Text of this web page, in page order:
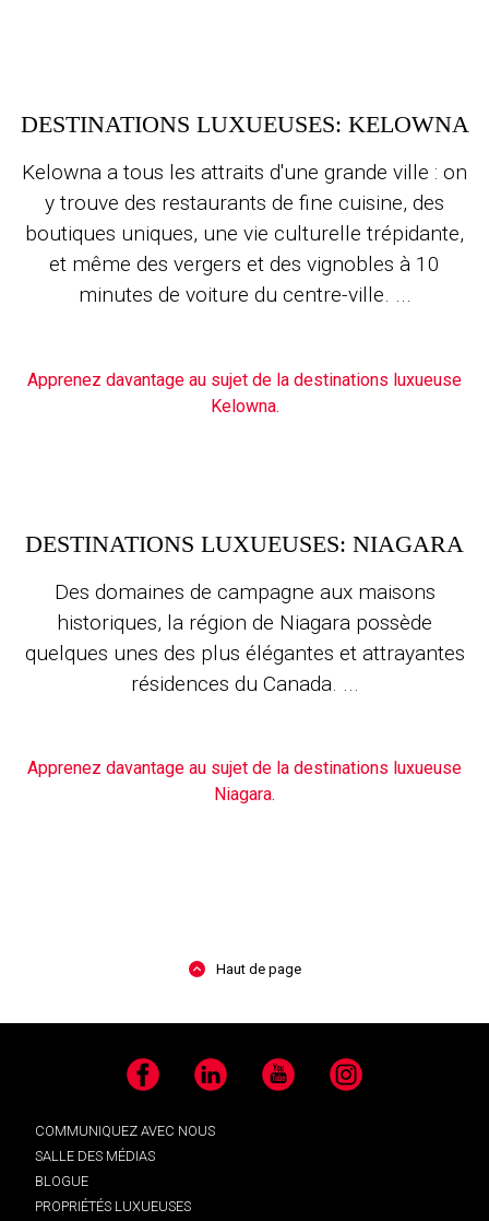
DESTINATIONS LUXUEUSES: KELOWNA
Kelowna a tous les attraits d'une grande ville : on
y trouve des restaurants de fine cuisine, des
boutiques uniques, une vie culturelle trépidante,
et même des vergers et des vignobles à 10
minutes de voiture du centre-ville. ...
Apprenez davantage au sujet de la destinations luxueuse
Kelowna.
DESTINATIONS LUXUEUSES: NIAGARA
Des domaines de campagne aux maisons
historiques, la région de Niagara possède
quelques unes des plus élégantes et attrayantes
résidences du Canada. ...
Apprenez davantage au sujet de la destinations luxueuse
Niagara.
Haut de page
Facebook LinkedIn YouTube Instagram
COMMUNIQUEZ AVEC NOUS
SALLE DES MÉDIAS
BLOGUE
PROPRIÉTÉS LUXUEUSES